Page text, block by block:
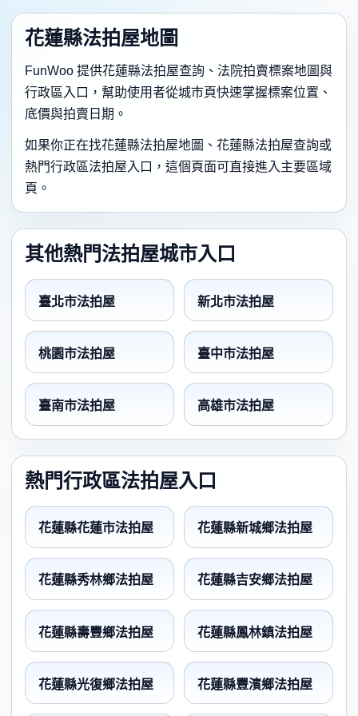
花蓮縣法拍屋地圖
FunWoo 提供花蓮縣法拍屋查詢、法院拍賣標案地圖與
行政區入口，幫助使用者從城市頁快速掌握標案位置、
底價與拍賣日期。
如果你正在找花蓮縣法拍屋地圖、花蓮縣法拍屋查詢或
熱門行政區法拍屋入口，這個頁面可直接進入主要區域
頁。
其他熱門法拍屋城市入口
臺北市法拍屋 新北市法拍屋
桃園市法拍屋 臺中市法拍屋
臺南市法拍屋 高雄市法拍屋
熱門行政區法拍屋入口
花蓮縣花蓮市法拍屋 花蓮縣新城鄉法拍屋
花蓮縣秀林鄉法拍屋 花蓮縣吉安鄉法拍屋
花蓮縣壽豐鄉法拍屋 花蓮縣鳳林鎮法拍屋
花蓮縣光復鄉法拍屋 花蓮縣豐濱鄉法拍屋